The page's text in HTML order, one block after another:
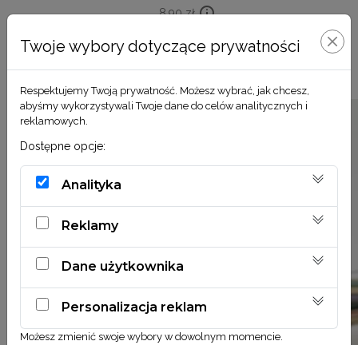
8,90zł
DODAJ DO KOSZYKA
Twoje wybory dotyczące prywatności
Respektujemy Twoją prywatność. Możesz wybrać, jak chcesz,
abyśmy wykorzystywali Twoje dane do celów analitycznych i
reklamowych.
Dostępne opcje:
Analityka
Reklamy
Dane użytkownika
Personalizacja reklam
Możesz zmienić swoje wybory w dowolnym momencie.